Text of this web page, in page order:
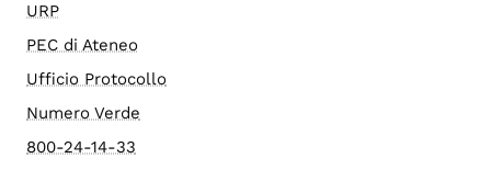
URP
PEC di Ateneo
Ufficio Protocollo
Numero Verde
800-24-14-33